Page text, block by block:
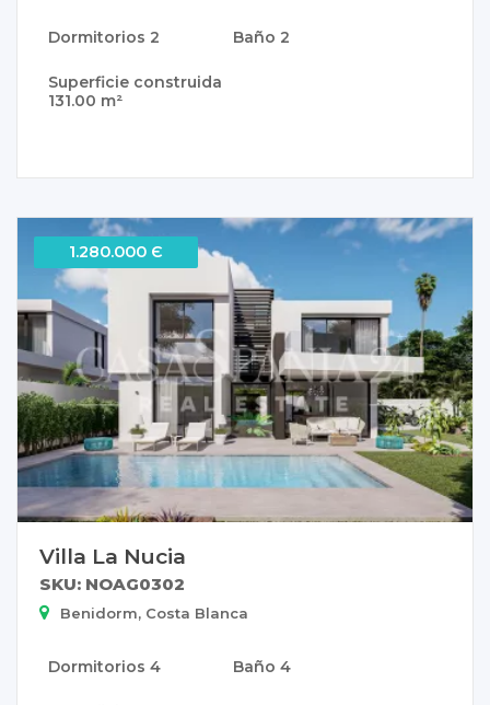
Dormitorios 2 Baño 2
Superficie construida
131.00 m²
1.280.000 Є
Villa La Nucia
SKU: NOAG0302
Benidorm, Costa Blanca
Dormitorios 4 Baño4